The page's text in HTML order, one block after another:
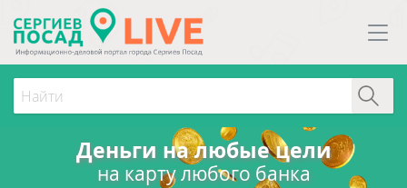
Деньги на любые цели
на карту любого банка